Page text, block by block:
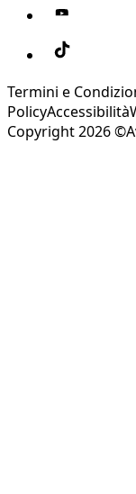
Termini e
PolicyAccessibilità
Copyright 2026